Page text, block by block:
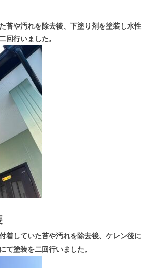
苔や汚れを除去後、下塗り剤を塗装し水性
回行いました。
着していた苔や汚れを除去後、ケレン後に
て塗装を二回行いました。